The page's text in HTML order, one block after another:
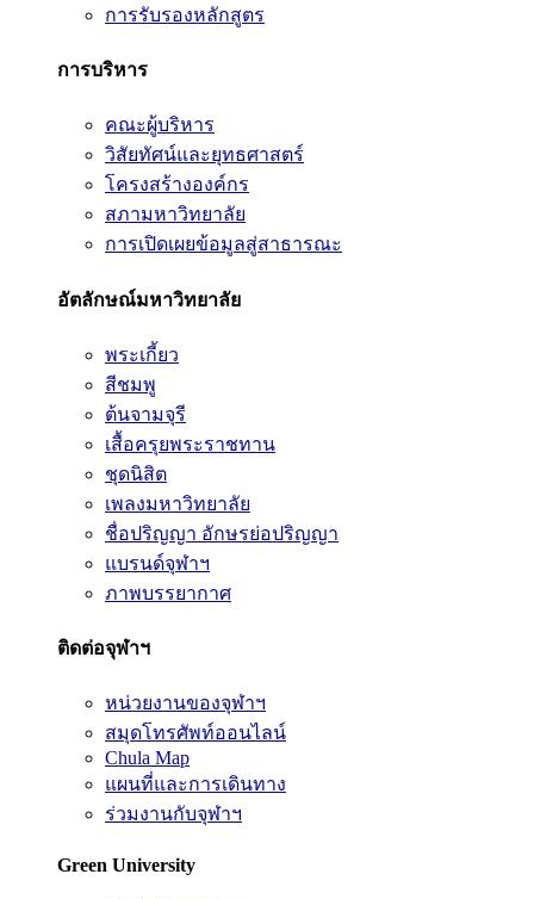
การรับรองหลักสูตร
การบริหาร
คณะผู้บริหาร
วิสัยทัศน์และยุทธศาสตร์
โครงสร้างองค์กร
สภามหาวิทยาลัย
การเปิดเผยข้อมูลสู่สาธารณะ
อัตลักษณ์มหาวิทยาลัย
พระเกี้ยว
สีชมพู
ต้นจามจุรี
เสื้อครุยพระราชทาน
ชุดนิสิต
เพลงมหาวิทยาลัย
ชื่อปริญญา อักษรย่อปริญญา
แบรนด์จุฬาฯ
ภาพบรรยากาศ
ติดต่อจุฬาฯ
หน่วยงานของจุฬาฯ
สมุดโทรศัพท์ออนไลน์
Chula Map
แผนที่และการเดินทาง
ร่วมงานกับจุฬาฯ
Green University